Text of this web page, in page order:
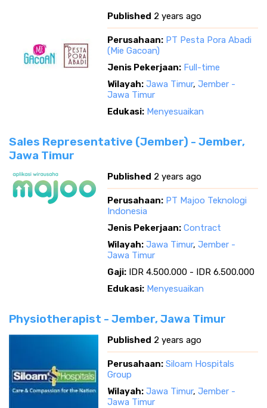
Published 2 years ago
Perusahaan: PT Pesta Pora Abadi
(Mie Gacoan)
Jenis Pekerjaan: Full-time
Wilayah: Jawa Timur, Jember -
Jawa Timur
Edukasi: Menyesuaikan
Sales Representative (Jember) - Jember,
Jawa Timur
Published 2 years ago
Perusahaan: PT Majoo Teknologi
Indonesia
Jenis Pekerjaan: Contract
Wilayah: Jawa Timur, Jember -
Jawa Timur
Gaji: IDR 4.500.000 - IDR 6.500.000
Edukasi: Menyesuaikan
Physiotherapist - Jember, Jawa Timur
Published 2 years ago
Perusahaan: Siloam Hospitals
Group
Wilayah: Jawa Timur, Jember -
Jawa Timur